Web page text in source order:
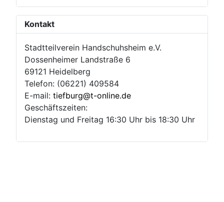
Kontakt
Stadtteilverein Handschuhsheim e.V.
Dossenheimer Landstraße 6
69121 Heidelberg
Telefon: (06221) 409584
E-mail: tiefburg@t-online.de
Geschäftszeiten:
Dienstag und Freitag 16:30 Uhr bis 18:30 Uhr